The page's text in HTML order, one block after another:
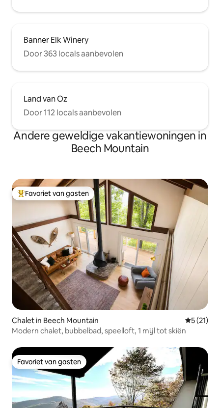
Banner Elk Winery
Door 363 locals aanbevolen
Land van Oz
Door 112 locals aanbevolen
Andere geweldige vakantiewoningen in
Beech Mountain
Topfavoriet van gasten
Favoriet van gasten
Chalet in Beech Mountain
5 (21)
Modern chalet, bubbelbad, speelloft, 1 mijl tot skiën
Favoriet van gasten
Favoriet van gasten